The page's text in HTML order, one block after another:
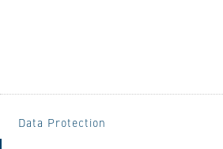
Data Protection